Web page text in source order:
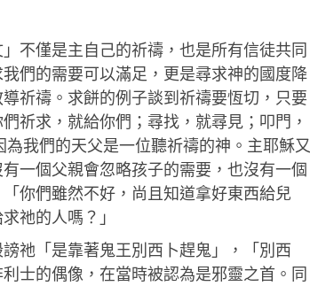
不僅是主自己的祈禱，也是所有信徒共同
們的需要可以滿足，更是尋求神的國度降
祈禱。求餅的例子談到祈禱要恆切，只要
祈求，就給你們；尋找，就尋見；叩門，
我們的天父是一位聽祈禱的神。主耶穌又
一個父親會忽略孩子的需要，也沒有一個
你們雖然不好，尚且知道拿好東西給兒
祂的人嗎？」
祂「是靠著鬼王別西卜趕鬼」，「別西
士的偶像，在當時被認為是邪靈之首。同